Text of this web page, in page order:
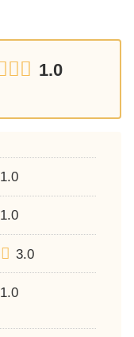
1.0
1.0
1.0
3.0
1.0